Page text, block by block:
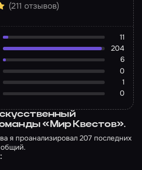
(211 отзывов)
11
204
6
0
1
0
«Мир Квестов».
я проанализировал 207 последних
общий.